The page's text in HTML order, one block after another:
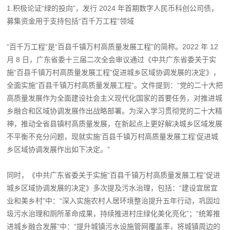
1.积极论证“绿的投向”，发行 2024 年首期数字人民币科创公司债，
募集资金用于支持包括“百千万工程”领域
“百千万工程”是“百县千镇万村高质量发展工程”的简称。2022 年 12
月 8 日，广东省委十三届二次全会审议通过《中共广东省委关于实
施“百县千镇万村高质量发展工程”促进城乡区域协调发展的决定》，
全面实施“百县千镇万村高质量发展工程”。文件提到：“党的二十大把
高质量发展作为全面建设社会主义现代化国家的首要任务，对推进城
乡融合和区域协调发展作出战略部署。为深入学习贯彻党的二十大精
神，推动全省县镇村高质量发展，在新起点上更好解决城乡区域发展
不平衡不充分问题，现就实施‘百县千镇万村高质量发展工程’促进城
乡区域协调发展作出如下决定。”
同时，《中共广东省委关于实施“百县千镇万村高质量发展工程”促进
城乡区域协调发展的决定》多次提及污水治理，包括：“建设宜居宜
业和美乡村”中：“深入实施农村人居环境整治提升五年行动，巩固垃
圾污水治理和厕所革命成果，持续推进村庄绿化美化亮化”；“统筹推
进城乡融合发展”中：“提升城镇污水设施管网覆盖率，将城镇周边的